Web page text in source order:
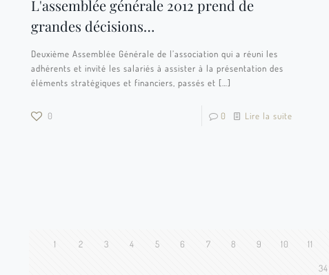
L'assemblée générale 2012 prend de
grandes décisions…
Deuxième Assemblée Générale de l’association qui a réuni les
adhérents et invité les salariés à assister à la présentation des
éléments stratégiques et financiers, passés et […]
0 0 Lire la suite
1 2 3 4 5 6 7 8 9 10 11
34